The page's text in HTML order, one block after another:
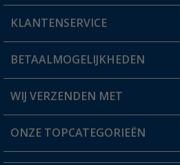
Mijn account
Status bestelling
Verlanglijstje
KLANTENSERVICE
FAQ & Contact
Verzendinformatie
Catalogus
BETAALMOGELIJKHEDEN
WIJ VERZENDEN MET
ONZE TOPCATEGORIEËN